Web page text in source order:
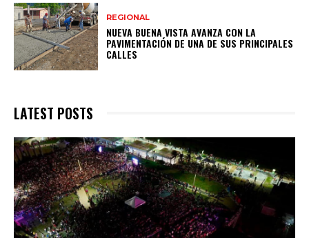
REGIONAL
NUEVA BUENA VISTA AVANZA CON LA
PAVIMENTACIÓN DE UNA DE SUS PRINCIPALES
CALLES
LATEST POSTS